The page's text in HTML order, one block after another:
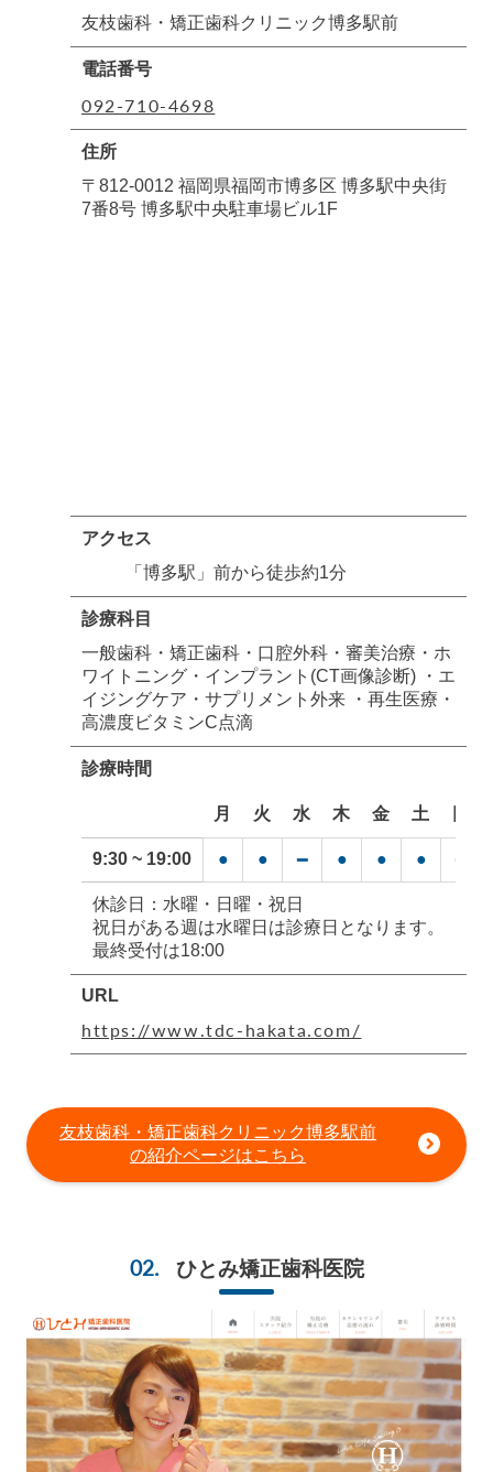
友枝歯科・矯正歯科クリニック博多駅前
電話番号
092-710-4698
住所
〒812-0012 福岡県福岡市博多区 博多駅中央街
7番8号 博多駅中央駐車場ビル1F
アクセス
「博多駅」前から徒歩約1分
診療科目
一般歯科・矯正歯科・口腔外科・審美治療・ホ
ワイトニング・インプラント(CT画像診断) ・エ
イジングケア・サプリメント外来 ・再生医療・
高濃度ビタミンC点滴
診療時間
月 火 水 木 金 土
9:30 ~ 19:00 ● ● ━ ● ● ● ━
休診日：水曜・日曜・祝日
祝日がある週は水曜日は診療日となります。
最終受付は18:00
URL
https://www.tdc-hakata.com/
友枝歯科・矯正歯科クリニック博多駅前
の紹介ページはこちら
ひとみ矯正歯科医院